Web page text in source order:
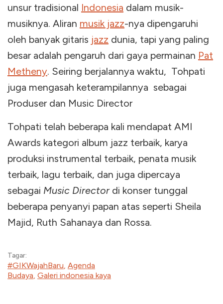
unsur tradisional Indonesia dalam musik-
musiknya. Aliran musik jazz-nya dipengaruhi
oleh banyak gitaris jazz dunia, tapi yang paling
besar adalah pengaruh dari gaya permainan Pat
Metheny. Seiring berjalannya waktu, Tohpati
juga mengasah keterampilannya sebagai
Produser dan Music Director
Tohpati telah beberapa kali mendapat AMI
Awards kategori album jazz terbaik, karya
produksi instrumental terbaik, penata musik
terbaik, lagu terbaik, dan juga dipercaya
sebagai Music Directordi konser tunggal
beberapa penyanyi papan atas seperti Sheila
Majid, Ruth Sahanaya dan Rossa.
Tagar:
#GIKWajahBaru, Agenda
Budaya, Galeri indonesia kaya